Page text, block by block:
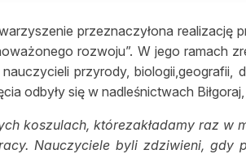
przeznaczyłona realizację
rozwoju”. W jego ramach
przyrody, biologii,geografii,
odbyły się w nadleśnictwach
koszulach, którezakładamy raz w
Nauczyciele byli zdziwieni, gdy